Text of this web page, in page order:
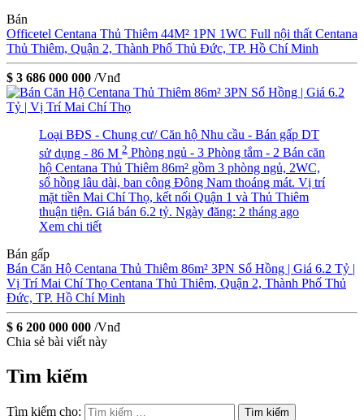
Bán
Officetel Centana Thủ Thiêm 44M² 1PN 1WC Full nội thất Centana
Thủ Thiêm, Quận 2, Thành Phố Thủ Đức, TP. Hồ Chí Minh
$ 3 686 000 000 /Vnđ
Loại BĐS - Chung cư/ Căn hộ Nhu cầu - Bán gấp DT
sử dụng - 86 M 2 Phòng ngủ - 3 Phòng tắm - 2 Bán căn
hộ Centana Thủ Thiêm 86m² gồm 3 phòng ngủ, 2WC,
sổ hồng lâu dài, ban công Đông Nam thoáng mát. Vị trí
mặt tiền Mai Chí Thọ, kết nối Quận 1 và Thủ Thiêm
thuận tiện. Giá bán 6.2 tỷ. Ngày đăng: 2 tháng ago
Xem chi tiết
Bán gấp
Bán Căn Hộ Centana Thủ Thiêm 86m² 3PN Sổ Hồng | Giá 6.2 Tỷ |
Vị Trí Mai Chí Thọ Centana Thủ Thiêm, Quận 2, Thành Phố Thủ
Đức, TP. Hồ Chí Minh
$ 6 200 000 000 /Vnđ
Chia sẻ bài viết này
Tìm kiếm
Tìm kiếm cho: